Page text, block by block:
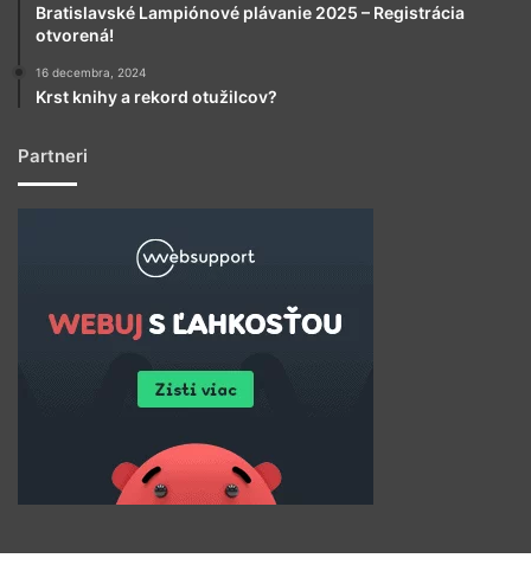
Bratislavské Lampiónové plávanie 2025 – Registrácia
otvorená!
16 decembra, 2024
Krst knihy a rekord otužilcov?
Partneri